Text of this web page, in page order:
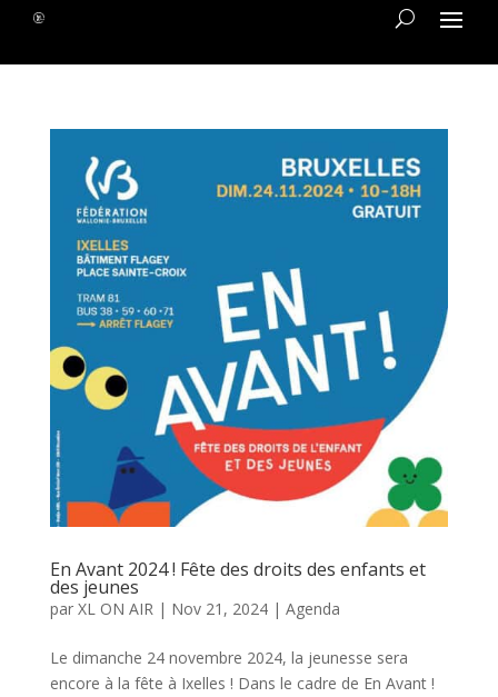
En Avant 2024 ! Fête des droits des enfants et
des jeunes
par XL ON AIR| Nov 21, 2024| Agenda
Le dimanche 24 novembre 2024, la jeunesse sera
encore à la fête à Ixelles ! Dans le cadre de En Avant !